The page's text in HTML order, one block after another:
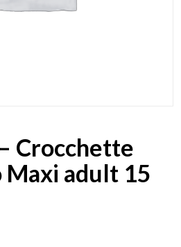
Crocchette
Maxi adult 15